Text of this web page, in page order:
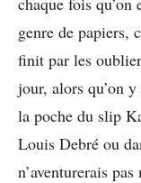
genre de papiers,
finit par les
jour, alors qu’on
la poche du slip
Louis Debré ou
n’aventurerais